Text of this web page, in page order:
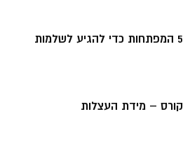
5 המפתחות כדי להגיע לשלמות
קורס – מידת העצלות